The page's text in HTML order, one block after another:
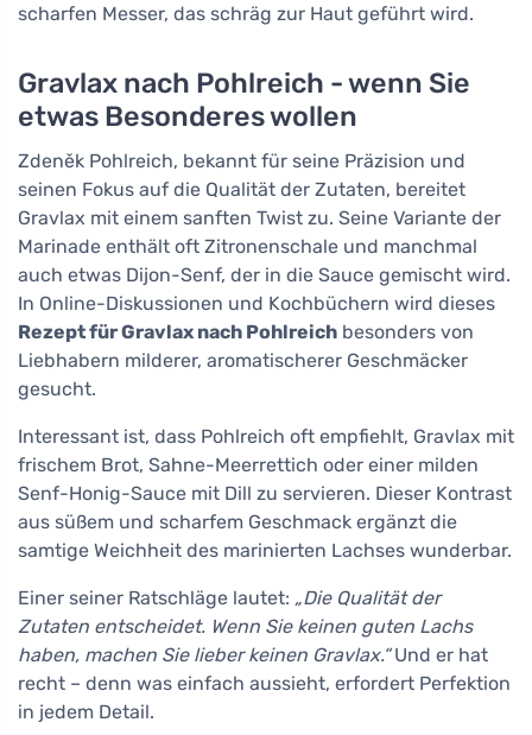
scharfen Messer, das schräg zur Haut geführt wird.
Gravlax nach Pohlreich - wenn Sie
etwas Besonderes wollen
Zdeněk Pohlreich, bekannt für seine Präzision und
seinen Fokus auf die Qualität der Zutaten, bereitet
Gravlax mit einem sanften Twist zu. Seine Variante der
Marinade enthält oft Zitronenschale und manchmal
auch etwas Dijon-Senf, der in die Sauce gemischt wird.
In Online-Diskussionen und Kochbüchern wird dieses
Rezept für Gravlax nach Pohlreich besonders von
Liebhabern milderer, aromatischerer Geschmäcker
gesucht.
Interessant ist, dass Pohlreich oft empfiehlt, Gravlax mit
frischem Brot, Sahne-Meerrettich oder einer milden
Senf-Honig-Sauce mit Dill zu servieren. Dieser Kontrast
aus süßem und scharfem Geschmack ergänzt die
samtige Weichheit des marinierten Lachses wunderbar.
Einer seiner Ratschläge lautet: „Die Qualität der
Zutaten entscheidet. Wenn Sie keinen guten Lachs
haben, machen Sie lieber keinen Gravlax.“Und er hat
recht – denn was einfach aussieht, erfordert Perfektion
in jedem Detail.